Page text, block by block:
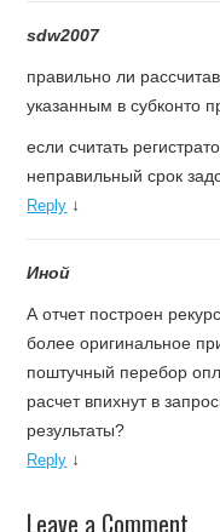
sdw2007
правильно ли
указанным в субконто
если считать
неправильный срок
Reply ↓
Иной
А отчет построен
более оригинальное
поштучный перебор
расчет впихнут в
результаты?
Reply ↓
Leave a Comment